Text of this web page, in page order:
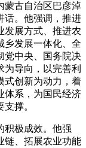
蒙古自治区巴彦淖
话。他强调，推进
发展方式、推进农
乡发展一体化、全
党中央、国务院决
导向，以完善利
式创新为动力，着
体系，为国民经济
撑。
极成效。他强
链、拓展农业功能